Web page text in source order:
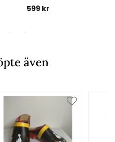
599 kr
även